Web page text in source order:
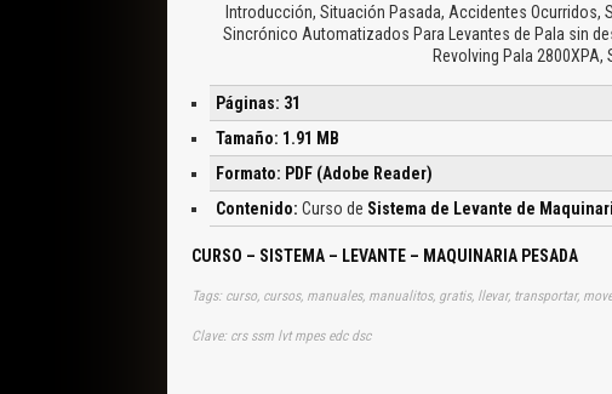
Introducción, Situación Pasada, Accidentes Ocurridos,
Sincrónico Automatizados Para Levantes de Pala sin
Revolving Pala
Páginas: 31
Tamaño: 1.91 MB
Formato: PDF (Adobe Reader)
Contenido: Curso de Sistema de Levante de
CURSO – SISTEMA – LEVANTE – MAQUINARIA PESADA
Tags: curso, cursos, manuales, manualitos, gratis, llevar, transportar,
Clave: crs ssm lvt mpes edc dsc